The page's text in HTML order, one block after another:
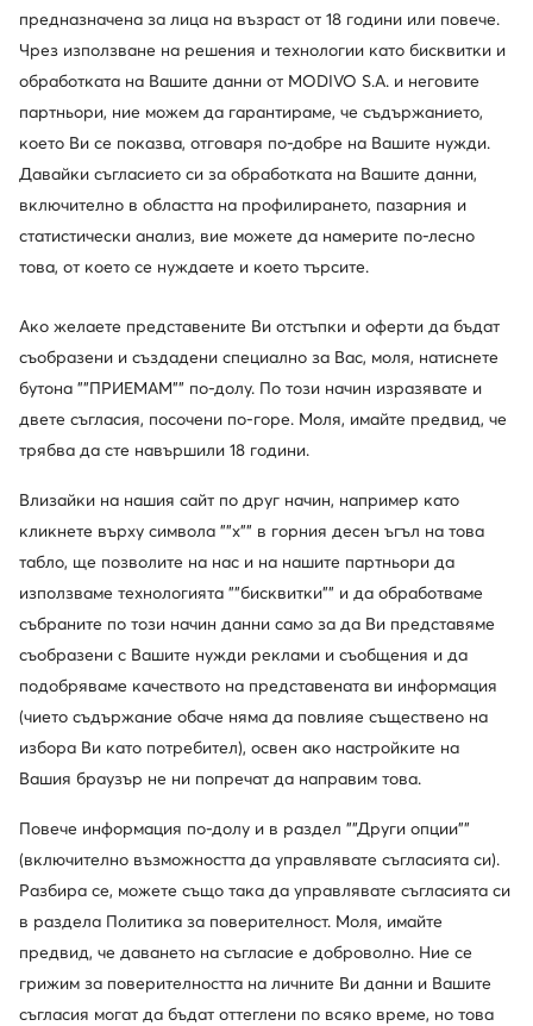
Разгледайте колекциите
Дамска колекция
предназначена за лица на възраст от 18 години или повече.
Чрез използване на решения и технологии като бисквитки и
обработката на Вашите данни от MODIVO S.A. и неговите
партньори, ние можем да гарантираме, че съдържанието,
което Ви се показва, отговаря по-добре на Вашите нужди.
Давайки съгласието си за обработката на Вашите данни,
включително в областта на профилирането, пазарния и
статистически анализ, вие можете да намерите по-лесно
това, от което се нуждаете и което търсите.
Ако желаете представените Ви отстъпки и оферти да бъдат
съобразени и създадени специално за Вас, моля, натиснете
бутона ""ПРИЕМАМ"" по-долу. По този начин изразявате и
двете съгласия, посочени по-горе. Моля, имайте предвид, че
трябва да сте навършили 18 години.
Влизайки на нашия сайт по друг начин, например като
кликнете върху символа ""x"" в горния десен ъгъл на това
табло, ще позволите на нас и на нашите партньори да
използваме технологията ""бисквитки"" и да обработваме
събраните по този начин данни само за да Ви представяме
съобразени с Вашите нужди реклами и съобщения и да
подобряваме качеството на представената ви информация
(чието съдържание обаче няма да повлияе съществено на
избора Ви като потребител), освен ако настройките на
Вашия браузър не ни попречат да направим това.
Повече информация по-долу и в раздел ""Други опции""
(включително възможността да управлявате съгласията си).
Разбира се, можете също така да управлявате съгласията си
в раздела Политика за поверителност. Моля, имайте
предвид, че даването на съгласие е доброволно. Ние се
грижим за поверителността на личните Ви данни и Вашите
съгласия могат да бъдат оттеглени по всяко време, но това